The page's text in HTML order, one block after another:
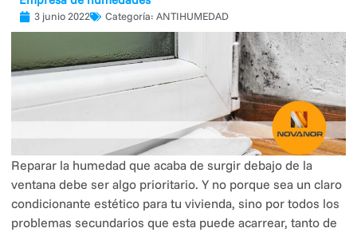
3 junio 2022 Categoría: ANTIHUMEDAD
Reparar la humedad que acaba de surgir debajo de la
ventana debe ser algo prioritario. Y no porque sea un claro
condicionante estético para tu vivienda, sino por todos los
problemas secundarios que esta puede acarrear, tanto de